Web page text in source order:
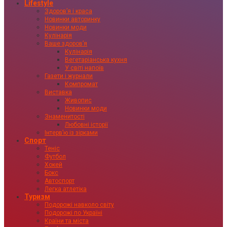
Lifestyle
Здоровʼя і краса
Новинки авторинку
Новинки моди
Кулінарія
Ваше здоровʼя
Кулінарія
Вегетаріанська кухня
У світі напоїв
Газети і журнали
Компромат
Виставка
Живопис
Новинки моди
Знаменитості
Любовні історії
Інтервʼю із зірками
Спорт
Теніс
Футбол
Хокей
Бокс
Автоспорт
Легка атлетіка
Туризм
Подорожі навколо світу
Подорожі по Україні
Країни та міста